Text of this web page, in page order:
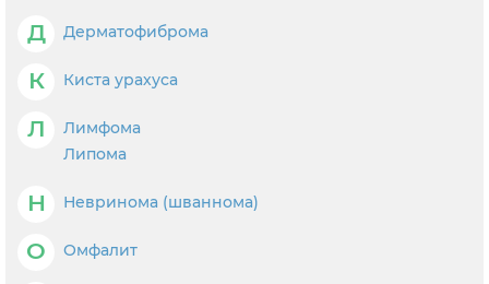
Д Дерматофиброма
К Киста урахуса
Л
Лимфома
Липома
Н Невринома (шваннома)
О Омфалит